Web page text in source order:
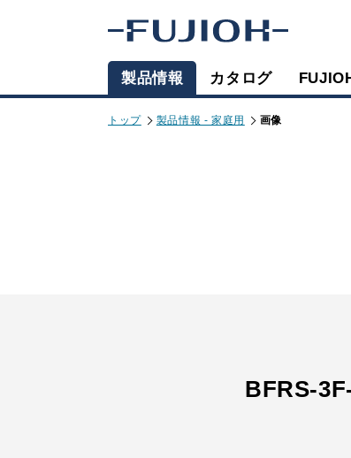
製品情報 カタログ
トップ 製品情報 - 家庭用 画像
BFRS-